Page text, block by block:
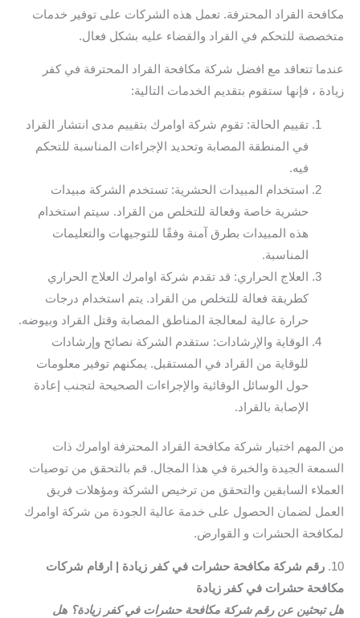
مكافحة القراد المحترفة. تعمل هذه الشركات على توفير خدمات
متخصصة للتحكم في القراد والقضاء عليه بشكل فعال.
عندما تتعاقد مع افضل شركة مكافحة القراد المحترفة في كفر
زيادة ، فإنها ستقوم بتقديم الخدمات التالية:
تقييم الحالة: تقوم شركة اوامرك بتقييم مدى انتشار القراد
في المنطقة المصابة وتحديد الإجراءات المناسبة للتحكم
فيه.
استخدام المبيدات الحشرية: تستخدم الشركة مبيدات
حشرية خاصة وفعالة للتخلص من القراد. سيتم استخدام
هذه المبيدات بطرق آمنة وفقًا للتوجيهات والتعليمات
المناسبة.
العلاج الحراري: قد تقدم شركة اوامرك العلاج الحراري
كطريقة فعالة للتخلص من القراد. يتم استخدام درجات
حرارة عالية لمعالجة المناطق المصابة وقتل القراد وبيوضه.
الوقاية والإرشادات: ستقدم الشركة نصائح وإرشادات
للوقاية من القراد في المستقبل. يمكنهم توفير معلومات
حول الوسائل الوقائية والإجراءات الصحيحة لتجنب إعادة
الإصابة بالقراد.
من المهم اختيار شركة مكافحة القراد المحترفة اوامرك ذات
السمعة الجيدة والخبرة في هذا المجال. قم بالتحقق من توصيات
العملاء السابقين والتحقق من ترخيص الشركة ومؤهلات فريق
العمل لضمان الحصول على خدمة عالية الجودة من شركة اوامرك
لمكافحة الحشرات و القوارض.
10. رقم شركة مكافحة حشرات في كفر زيادة | ارقام شركات
مكافحة حشرات في كفر زيادة
هل تبحثين عن رقم شركة مكافحة حشرات في كفر زيادة؟ هل